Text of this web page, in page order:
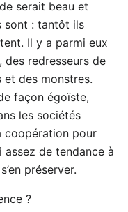
serait beau et
sont : tantôt ils
Il y a parmi eux
redresseurs de
et des monstres.
façon égoïste,
les sociétés
coopération pour
assez de tendance à
préserver.
?